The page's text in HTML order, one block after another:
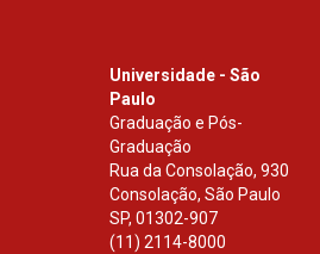
Universidade - São
Paulo
Graduação e Pós-
Graduação
Rua da Consolação, 930
Consolação, São Paulo
SP, 01302-907
(11) 2114-8000